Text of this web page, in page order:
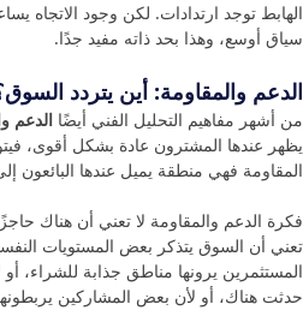
الهابط توجد ارتدادات. لكن وجود الاتجاه
سياق أوسع، وهذا بحد ذاته مفيد جدًا.
الدعم والمقاومة: أين يتردد
من أشهر مفاهيم التحليل الفني أيضًا الدعم
يظهر عندها المشترون عادة بشكل أقوى،
المقاومة فهي منطقة يميل عندها البائعون
فكرة الدعم والمقاومة لا تعني أن هناك
تعني أن السوق يتذكر بعض المستويات
المستثمرين يرونها مناطق جذابة للشراء،
حدثت هناك، أو لأن بعض المشاركين